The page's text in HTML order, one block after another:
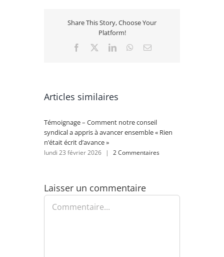
Share This Story, Choose Your
Platform!
Facebook LinkedInWhatsApp
Email
Articles similaires
Témoignage – Comment notre conseil
syndical a appris à avancer ensemble « Rien
n’était écrit d’avance »
lundi 23 février 2026 | 2 Commentaires
Laisser un commentaire
Commentaire